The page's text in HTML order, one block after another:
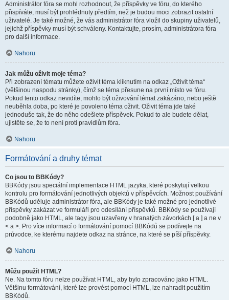
Administrátor fóra se mohl rozhodnout, že příspěvky ve fóru, do kterého
přispíváte, musí být prohlédnuty předtím, než je budou moci zobrazit ostatní
uživatelé. Je také možné, že vás administrátor fóra vložil do skupiny uživatelů,
jejichž příspěvky musí být schváleny. Kontaktujte, prosím, administrátora fóra
pro další informace.
Nahoru
Jak můžu oživit moje téma?
Při zobrazení tématu můžete oživit téma kliknutím na odkaz „Oživit téma“
(většinou naspodu stránky), čímž se téma přesune na první místo ve fóru.
Pokud tento odkaz nevidíte, mohlo být oživování témat zakázáno, nebo ještě
neuběhla doba, po které je povoleno téma oživit. Oživit téma jde také
jednoduše tak, že do něho odešlete příspěvek. Pokud to ale budete dělat,
ujistěte se, že to není proti pravidlům fóra.
Nahoru
Formátování a druhy témat
Co jsou to BBKódy?
BBKódy jsou speciální implementace HTML jazyka, které poskytují velkou
kontrolu pro formátování jednotlivých objektů v příspěvcích. Možnost používání
BBKódů uděluje administrátor fóra, ale BBKódy je také možné pro jednotlivé
příspěvky zakázat ve formuláři pro odesílání příspěvků. BBKódy se používají
podobně jako HTML, ale tagy jsou uzavřeny v hranatých závorkách [ a ] a ne v
< a >. Pro více informací o formátování pomocí BBKódů se podívejte na
průvodce, ke kterému najdete odkaz na stránce, na které se píší příspěvky.
Nahoru
Můžu použít HTML?
Ne. Na tomto fóru nelze používat HTML, aby bylo zpracováno jako HTML.
Většinu formátování, které lze provést pomocí HTML, lze nahradit použitím
BBKódů.